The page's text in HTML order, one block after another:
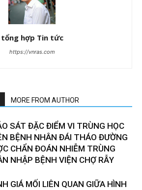
tổng hợp Tin tức
https://vnras.com
MORE FROM AUTHOR
SÁT ĐẶC ĐIỂM VI TRÙNG HỌC
BỆNH NHÂN ĐÁI THÁO ĐƯỜNG
CHẨN ĐOÁN NHIỄM TRÙNG
NHẬP BỆNH VIỆN CHỢ RẪY
GIÁ MỐI LIÊN QUAN GIỮA HÌNH